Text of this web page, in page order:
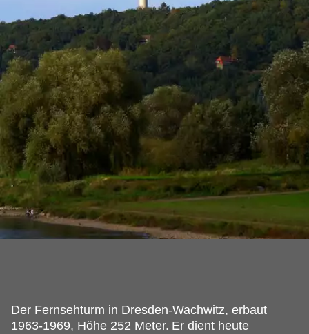
Der Fernsehturm in Dresden-Wachwitz, erbaut
1963-1969, Höhe 252 Meter. Er dient heute